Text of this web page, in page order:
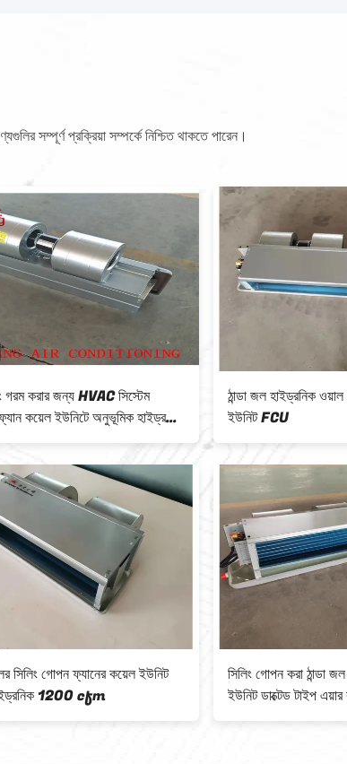
সম্পূর্ণ প্রক্রিয়া সম্পর্কে নিশ্চিত থাকতে পারেন।
গরম করার জন্য HVAC সিস্টেম
কয়েল ইউনিটে অনুভূমিক হাইড্রনিক
ঠান্ডা জল হাইড্রনিক
ইউনিট FCU
সিলিং গোপন ফ্যানের কয়েল ইউনিট
1200 cfm
সিলিং গোপন করা ঠান্ডা
ইউনিট ডাক্টেড টাইপ এয়ার